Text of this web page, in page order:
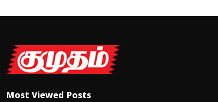
Most Viewed Posts